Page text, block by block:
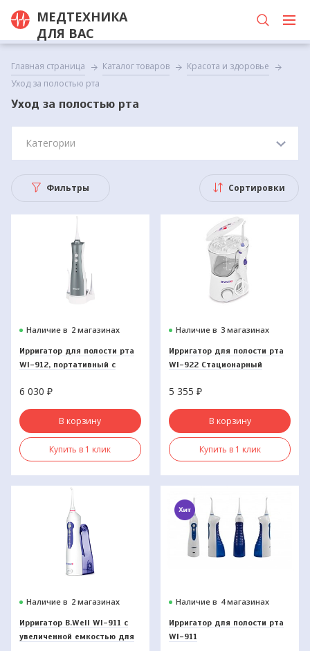
МЕДТЕХНИКА
ДЛЯ ВАС
Главная страница Каталог товаров
Красота и здоровье
Уход за полостью рта
Уход за полостью рта
Категории
Фильтры Сортировки
Наличие в 2 магазинах
Ирригатор для полости рта
WI-912, портативный с
6 030 ₽
В корзину
Купить в 1 клик
Наличие в 3 магазинах
Ирригатор для полости рта
WI-922 Стационарный
5 355₽
В корзину
Купить в 1 клик
Наличие в 2 магазинах
Ирригатор B.Well WI-911 с
увеличенной емкостью для
Наличие в 4 магазинах
Ирригатор для полости рта
WI-911